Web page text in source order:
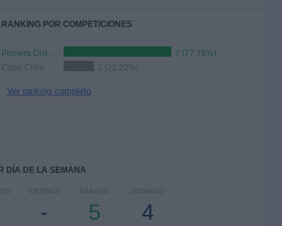
RANKING POR COMPETICIONES
Primera División de Chile
7 (77,78%)
Copa Chile
2 (22,22%)
Ver ranking completo
DÍA DE LA SEMANA
VIERNES
-
SÁBADO
5
DOMINGO
4